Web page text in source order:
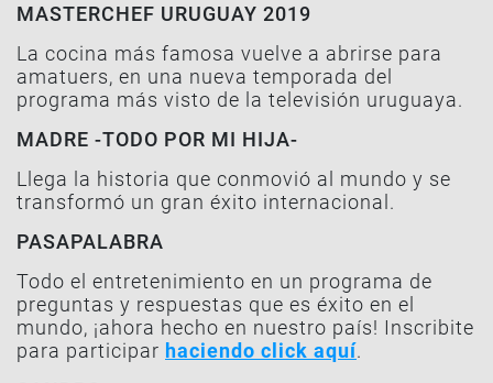
MASTERCHEF URUGUAY 2019
La cocina más famosa vuelve a abrirse para
amatuers, en una nueva temporada del
programa más visto de la televisión uruguaya.
MADRE -TODO POR MI HIJA-
Llega la historia que conmovió al mundo y se
transformó un gran éxito internacional.
PASAPALABRA
Todo el entretenimiento en un programa de
preguntas y respuestas que es éxito en el
mundo, ¡ahora hecho en nuestro país! Inscribite
para participar haciendo click aquí.